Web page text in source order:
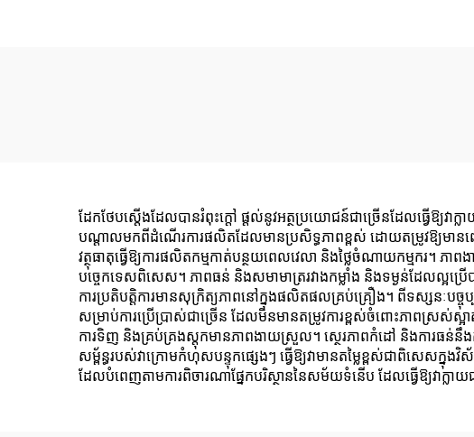
ដែកថែបស្តើងដែលបានរំពុះក្តៅ ផ្តល់នូវអត្ថប្រយោជន៍ជាច្រើនដែលធ្វើឱ្យវ
បណ្តាលមកពីដំណើរការផលិតដែលមានប្រសិទ្ធភាពខ្ពស់ ដោយតម្រូវឱ្យមា
វត្ថុធាតុធ្វើឱ្យការផលិតកម្មកាត់បន្ថយពេលវេលា និងថ្លៃចំណាយកម្មករ។ ភ
បច្ចេកទេសពិសេស។ ភាពធន់ និងសមាមាត្ររវាងកម្លាំង និងទម្ងន់ដែលល្អប្រ
ការប្រតិបត្តិការមានសុក្រិត្យភាពនៅក្នុងផលិតផលគ្រប់គ្រឿង។ ពីទស្សនៈបច្ចុ
សម្រាប់ការប្រើប្រាស់ជាច្រើន ដែលមិនមានតម្រូវការខ្ពស់ចំពោះភាពស្រស់ស្អ
ការទិញ និងគ្រប់គ្រងស្តុកមានភាពងាយស្រួល។ ស្ថេរភាពកំដៅ និងការធន់នឹងក
សម្ព័ន្ធរបស់វាក្រោមកំហុសបន្ទុកផ្សេងៗ ធ្វើឱ្យវាមានតម្លៃខ្ពស់ជាពិសេស
ដែលបំពេញតាមការពិចារណាផ្នែកបរិស្ថាននៃសម័យទំនើប ដែលធ្វើឱ្យវាក្ល